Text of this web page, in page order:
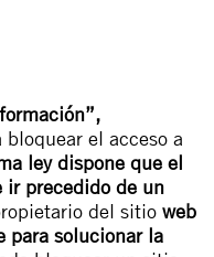
el acceso a
ley dispone que el
ir precedido de un
del sitio web
para solucionar la